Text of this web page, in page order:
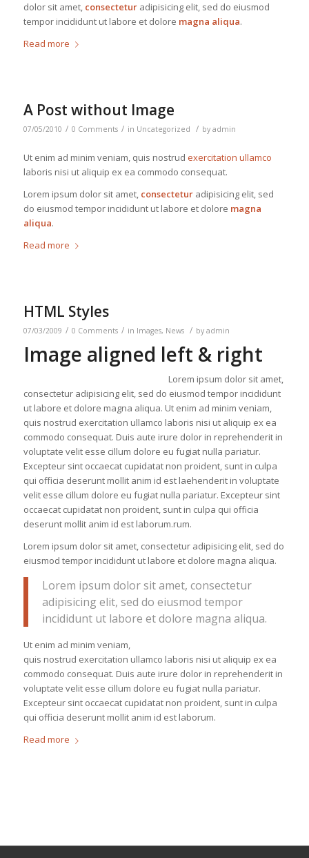
dolor sit amet, consecteturadipisicing elit, sed do eiusmod
tempor incididunt ut labore et dolore magna aliqua.
Read more
A Post without Image
07/05/2010 / 0 Comments / in Uncategorized / by admin
Ut enim ad minim veniam, quis nostrud exercitation ullamco
laboris nisi ut aliquip ex ea commodo consequat.
Lorem ipsum dolor sit amet, consecteturadipisicing elit, sed
do eiusmod tempor incididunt ut labore et dolore magna
aliqua.
Read more
HTML Styles
07/03/2009 / 0 Comments / in Images, News / by admin
Image aligned left & right
Lorem ipsum dolor sit amet,
consectetur adipisicing elit, sed do eiusmod tempor incididunt
ut labore et dolore magna aliqua. Ut enim ad minim veniam,
quis nostrud exercitation ullamco laboris nisi ut aliquip ex ea
commodo consequat. Duis aute irure dolor in reprehenderit in
voluptate velit esse cillum dolore eu fugiat nulla pariatur.
Excepteur sint occaecat cupidatat non proident, sunt in culpa
qui officia deserunt mollit anim id est laehenderit in voluptate
velit esse cillum dolore eu fugiat nulla pariatur. Excepteur sint
occaecat cupidatat non proident, sunt in culpa qui officia
deserunt mollit anim id est laborum.rum.
Lorem ipsum dolor sit amet, consectetur adipisicing elit, sed do
eiusmod tempor incididunt ut labore et dolore magna aliqua.
Lorem ipsum dolor sit amet, consectetur
adipisicing elit, sed do eiusmod tempor
incididunt ut labore et dolore magna aliqua.
Ut enim ad minim veniam,
quis nostrud exercitation ullamco laboris nisi ut aliquip ex ea
commodo consequat. Duis aute irure dolor in reprehenderit in
voluptate velit esse cillum dolore eu fugiat nulla pariatur.
Excepteur sint occaecat cupidatat non proident, sunt in culpa
qui officia deserunt mollit anim id est laborum.
Read more